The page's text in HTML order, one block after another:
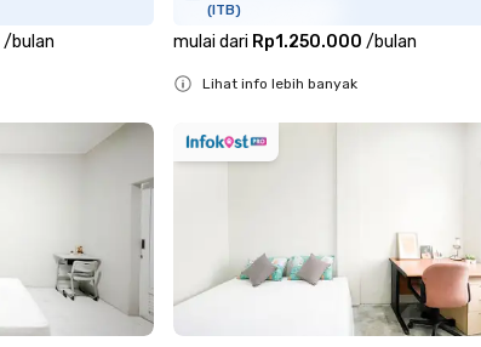
/bulan
(ITB)
mulai dari Rp1.250.000 /bulan
Lihat info lebih banyak